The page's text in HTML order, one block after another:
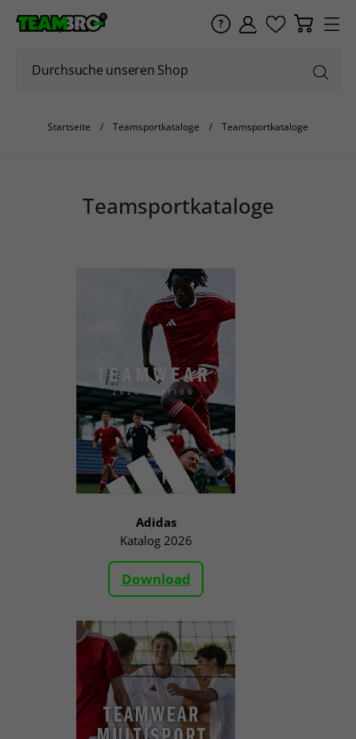
Startseite Teamsportkataloge Teamsportkataloge
Teamsportkataloge
Adidas
Katalog 2026
Download